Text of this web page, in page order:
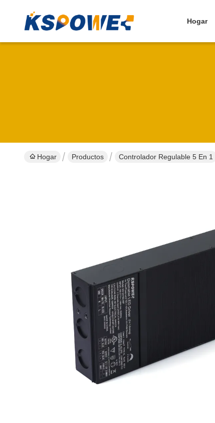
Hogar
Hogar Productos Controlador Regulable 5 En 1